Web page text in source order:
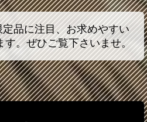
品に注目、お求めやすい
す。ぜひご覧下さいませ。